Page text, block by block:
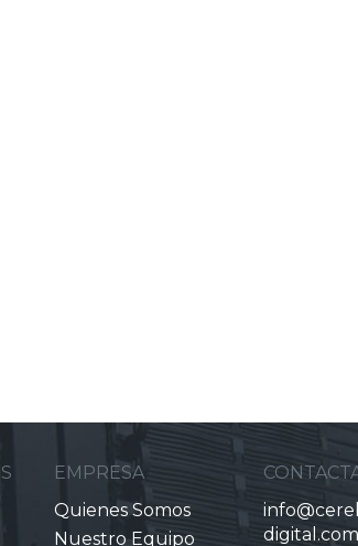
EMPRESA
Quienes Somos
Nuestro Equipo
digital.com